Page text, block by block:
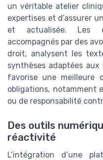
un véritable atelier
expertises et d’assurer
et actualisée. Les
accompagnés par des
droit, analysent les
synthèses adaptées aux
favorise une meilleure
obligations, notamment
ou de responsabilité
Des outils
réactivité
L’intégration d’une